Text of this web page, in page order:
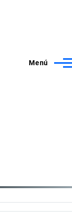
Menú